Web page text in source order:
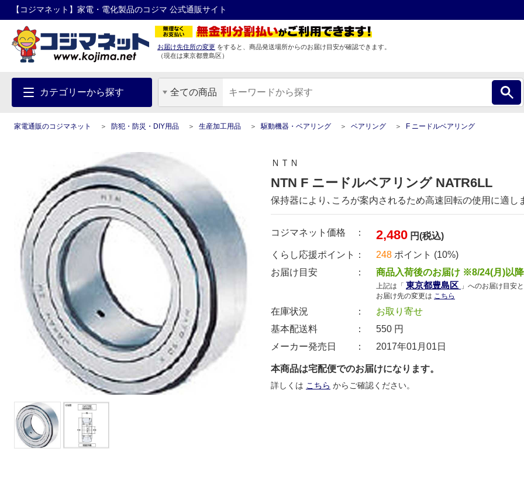
【コジマネット】家電・電化製品のコジマ 公式通販サイト
お届け先住所の変更 をすると、商品発送場所からのお届け目安が確認できます。
（現在は東京都豊島区）
カテゴリーから探す 全ての商品
家電通販のコジマネット 防犯・防災・DIY用品 生産加工用品 駆動機器・ベアリング ベアリング F ニードルベアリング
ＮＴＮ
NTN F ニードルベアリング NATR6LL
保持器により､ころが案内されるため高速回転の使用に適し
コジマネット価格 ： 2,480 円(税込)
くらし応援ポイント：
248 ポイント (10%)
お届け目安 ：
商品入荷後のお届け ※8/24(月)以
上記は「 東京都豊島区 」へのお届け目安
お届け先の変更は こちら
在庫状況 ：
お取り寄せ
基本配送料 ：
550 円
メーカー発売日 ：
2017年01月01日
本商品は宅配便でのお届けになります。
詳しくは こちら からご確認ください。